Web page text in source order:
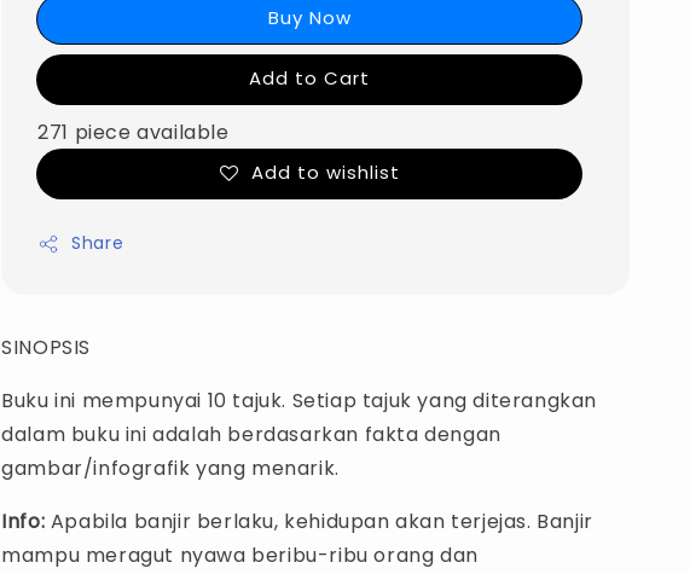
Buy Now
Add to Cart
271 piece available
Add to wishlist
Share
SINOPSIS
Buku ini mempunyai 10 tajuk. Setiap tajuk yang diterangkan
dalam buku ini adalah berdasarkan fakta dengan
gambar/infografik yang menarik.
Info: Apabila banjir berlaku, kehidupan akan terjejas. Banjir
mampu meragut nyawa beribu-ribu orang dan